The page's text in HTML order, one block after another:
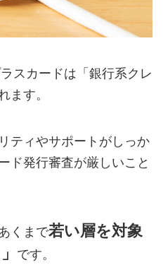
スカードは「銀行系クレ
ます。
ティやサポートがしっか
ド発行審査が厳しいこと
くまで若い層を対象
です。